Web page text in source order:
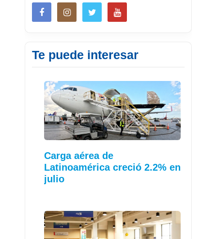
Te puede interesar
Carga aérea de
Latinoamérica creció 2.2% en
julio